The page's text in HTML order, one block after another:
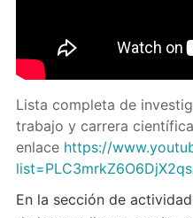
Lista completa de
trabajo y carrera
enlace https://
En la sección de